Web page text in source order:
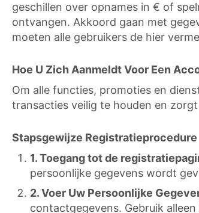
geschillen over opnames in € of
ontvangen. Akkoord gaan met
moeten alle gebruikers de hier
Hoe U Zich Aanmeldt Voor Een
Om alle functies, promoties en
transacties veilig te houden en
Stapsgewijze Registratieprocedure
1. Toegang tot de
persoonlijke gegevens wordt
2. Voer Uw Persoonlijke
contactgegevens. Gebruik